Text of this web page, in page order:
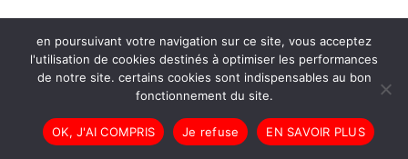
en poursuivant votre navigation sur ce site, vous acceptez
l'utilisation de cookies destinés à optimiser les performances
de notre site. certains cookies sont indispensables au bon
fonctionnement du site.
OK, J'AI COMPRIS Je refuse EN SAVOIR PLUS